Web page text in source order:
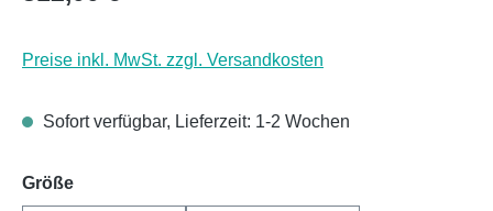
Preise inkl. MwSt. zzgl. Versandkosten
Sofort verfügbar, Lieferzeit: 1-2 Wochen
Größeauswählen